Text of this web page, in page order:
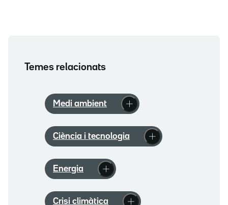
Temes relacionats
Medi ambient
Ciència i tecnologia
Energia
Crisi climàtica